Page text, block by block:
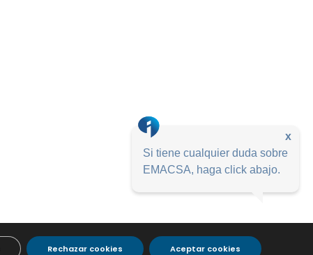
Aceptar cookies
Rechazar cookies
x
Si tiene cualquier duda sobre
EMACSA, haga click abajo.